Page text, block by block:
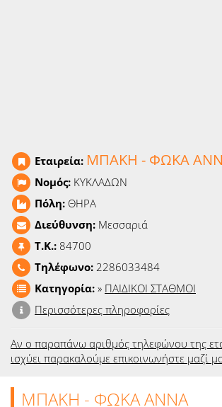
Εταιρεία: ΜΠΑΚΗ - ΦΩΚΑ
Νομός: ΚΥΚΛΑΔΩΝ
Πόλη: ΘΗΡΑ
Διεύθυνση: Μεσσαριά
T.K.: 84700
Τηλέφωνο: 2286033484
Κατηγορία: » ΠΑΙΔΙΚΟΙ ΣΤΑΘΜΟΙ
Περισσότερες πληροφορίες
Αν ο παραπάνω αριθμός τηλεφώνου της
ισχύει παρακαλούμε επικοινωνήστε μαζί
ΜΠΑΚΗ - ΦΩΚΑ ΑΝΝΑ